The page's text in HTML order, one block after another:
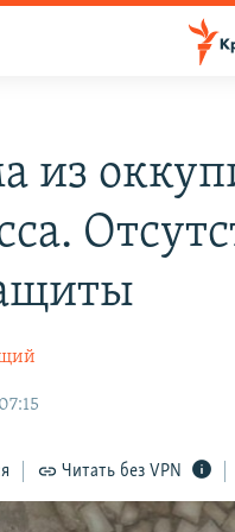
из
Читать без VPN